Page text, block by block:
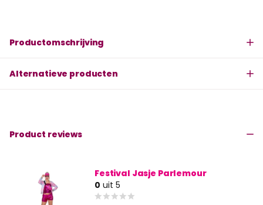
Productomschrijving
Alternatieve producten
Product reviews
Festival Jasje Parlemour
0 uit 5